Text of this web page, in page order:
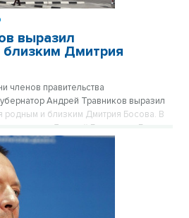
выразил
близким Дмитрия
членов правительства
Андрей Травников выразил
родным и близким Дмитрия Босова. В
что Дмитрий Борисович Босов